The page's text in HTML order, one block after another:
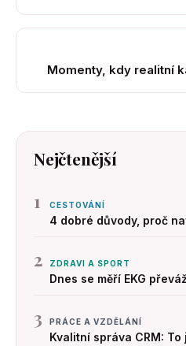
Momenty, kdy realitní
Nejčtenější
1 CESTOVÁNÍ
4 dobré důvody, proč
2 ZDRAVI A SPORT
Dnes se měří EKG
3 PRÁCE A VZDĚLÁNÍ
Kvalitní správa CRM: